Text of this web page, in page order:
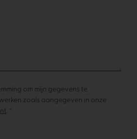
om mijn gegevens te
zoals aangegeven in onze
. *